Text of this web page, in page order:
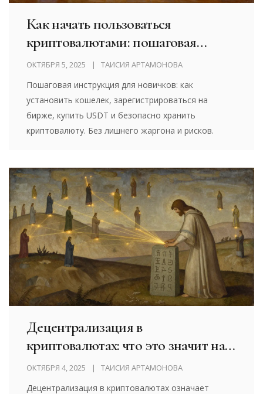
Как начать пользоваться
криптовалютами: пошаговая
инструкция для новичков
ОКТЯБРЯ 5, 2025 ТАИСИЯ АРТАМОНОВА
Пошаговая инструкция для новичков: как
установить кошелек, зарегистрироваться на
бирже, купить USDT и безопасно хранить
криптовалюту. Без лишнего жаргона и рисков.
Децентрализация в
криптовалютах: что это значит на
практике
ОКТЯБРЯ 4, 2025 ТАИСИЯ АРТАМОНОВА
Децентрализация в криптовалютах означает